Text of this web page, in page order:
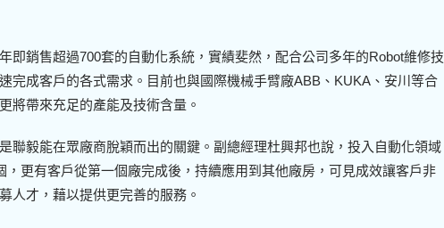
即銷售超過700套的自動化系統，實績斐然，配合公司多年的Robot維修技
完成客戶的各式需求。目前也與國際機械手臂廠ABB、KUKA、安川等合
將帶來充足的產能及技術含量。
聯毅能在眾廠商脫穎而出的關鍵。副總經理杜興邦也說，投入自動化領域
更有客戶從第一個廠完成後，持續應用到其他廠房，可見成效讓客戶非
人才，藉以提供更完善的服務。